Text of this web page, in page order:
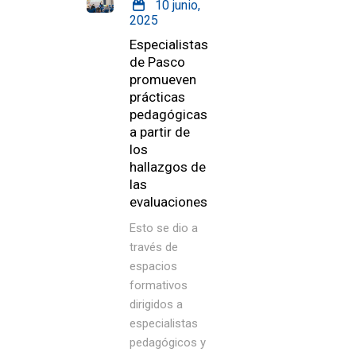
10 junio,
2025
Especialistas
de Pasco
promueven
prácticas
pedagógicas
a partir de
los
hallazgos de
las
evaluaciones
Esto se dio a
través de
espacios
formativos
dirigidos a
especialistas
pedagógicos y